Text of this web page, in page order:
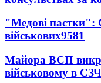
"Медові пастки":
військових9581
Майора ВСП
військовому в СЗЧ